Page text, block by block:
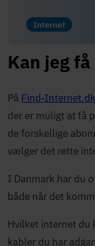
Kan jeg
På Find-Internet.dk
der er muligt at få
de forskellige
vælger det rette
I Danmark har du
både når det
Hvilket internet
kabler du har